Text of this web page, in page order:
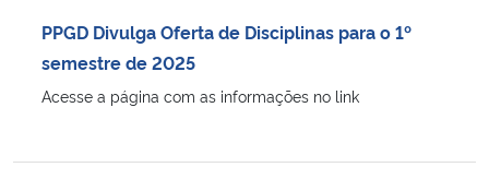
Ministério da Saúde
PPGD Divulga Oferta de Disciplinas para o 1º
semestre de 2025
Acesse a página com as informações no link